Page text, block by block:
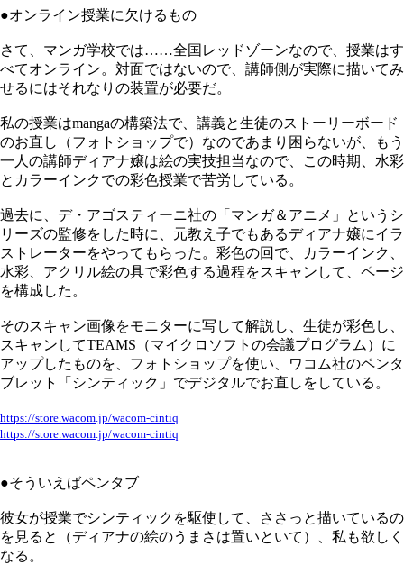
●オンライン授業に欠けるもの
さて、マンガ学校では……全国レッドゾーンなので、授業はす
べてオンライン。対面ではないので、講師側が実際に描いてみ
せるにはそれなりの装置が必要だ。
私の授業はmangaの構築法で、講義と生徒のストーリーボード
のお直し（フォトショップで）なのであまり困らないが、もう
一人の講師ディアナ嬢は絵の実技担当なので、この時期、水彩
とカラーインクでの彩色授業で苦労している。
過去に、デ・アゴスティーニ社の「マンガ＆アニメ」というシ
リーズの監修をした時に、元教え子でもあるディアナ嬢にイラ
ストレーターをやってもらった。彩色の回で、カラーインク、
水彩、アクリル絵の具で彩色する過程をスキャンして、ページ
を構成した。
そのスキャン画像をモニターに写して解説し、生徒が彩色し、
スキャンしてTEAMS（マイクロソフトの会議プログラム）に
アップしたものを、フォトショップを使い、ワコム社のペンタ
ブレット「シンティック」でデジタルでお直しをしている。
https://store.wacom.jp/wacom-cintiq
https://store.wacom.jp/wacom-cintiq
●そういえばペンタブ
彼女が授業でシンティックを駆使して、ささっと描いているの
を見ると（ディアナの絵のうまさは置いといて）、私も欲しく
なる。